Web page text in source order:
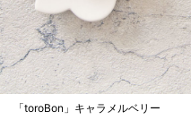
「toroBon」キャラメルベリー